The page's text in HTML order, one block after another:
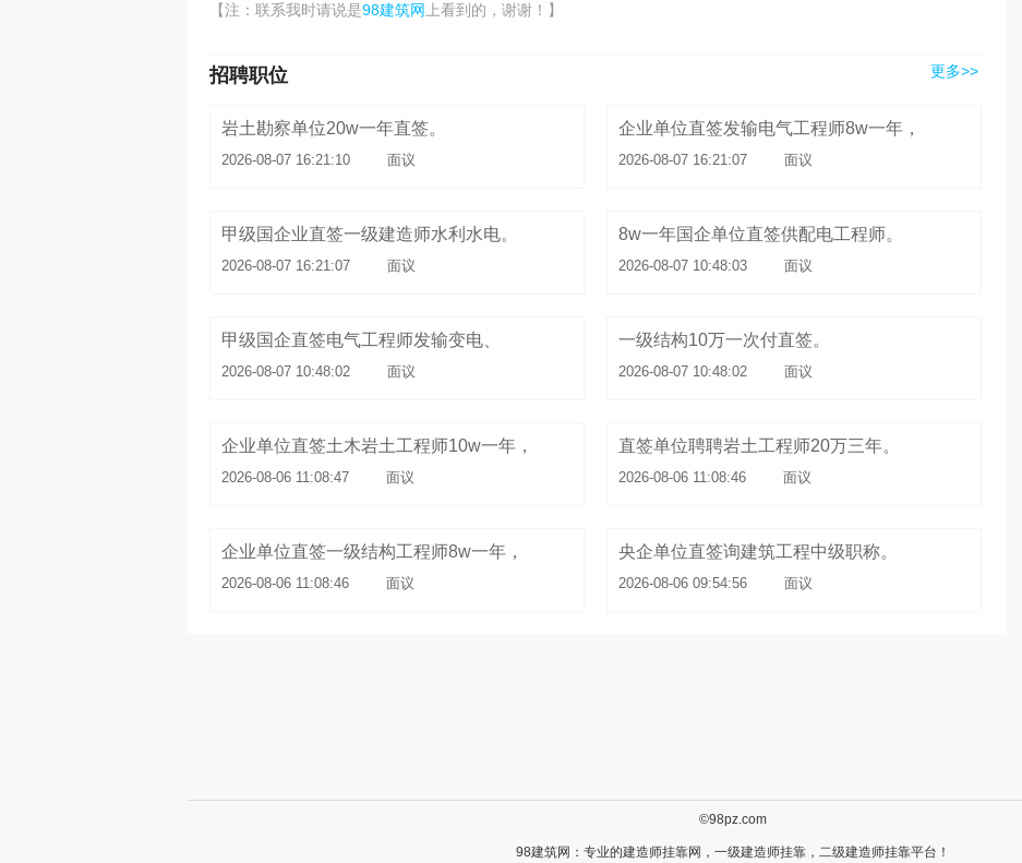
【注：联系我时请说是98建筑网上看到的，谢谢！】
招聘职位 更多>>
岩土勘察单位20w一年直签。
2026-08-07 16:21:10 面议
企业单位直签发输电气工程师8w一年，
2026-08-07 16:21:07 面议
甲级国企业直签一级建造师水利水电。
2026-08-07 16:21:07 面议
8w一年国企单位直签供配电工程师。
2026-08-07 10:48:03 面议
甲级国企直签电气工程师发输变电、
2026-08-07 10:48:02 面议
一级结构10万一次付直签。
2026-08-07 10:48:02 面议
企业单位直签土木岩土工程师10w一年，
2026-08-06 11:08:47 面议
直签单位聘聘岩土工程师20万三年。
2026-08-06 11:08:46 面议
企业单位直签一级结构工程师8w一年，
2026-08-06 11:08:46 面议
央企单位直签询建筑工程中级职称。
2026-08-06 09:54:56 面议
©98pz.com
98建筑网：专业的建造师挂靠网， 一级建造师挂靠 ， 二级建造师挂靠平台！